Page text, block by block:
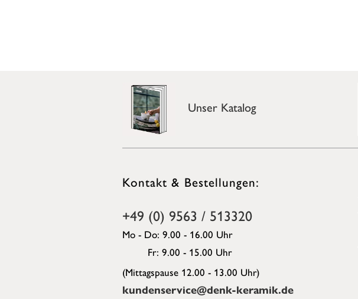
Unser Katalog
Kontakt & Bestellungen:
+49 (0) 9563 / 513320
Mo - Do: 9.00 - 16.00 Uhr
Fr: 9.00 - 15.00 Uhr
(Mittagspause 12.00 - 13.00 Uhr)
kundenservice@denk-keramik.de